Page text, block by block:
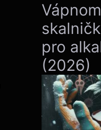
pro
(2026)